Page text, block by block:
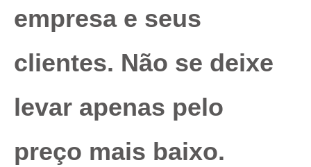
empresa e seus
clientes. Não se deixe
levar apenas pelo
preço mais baixo.